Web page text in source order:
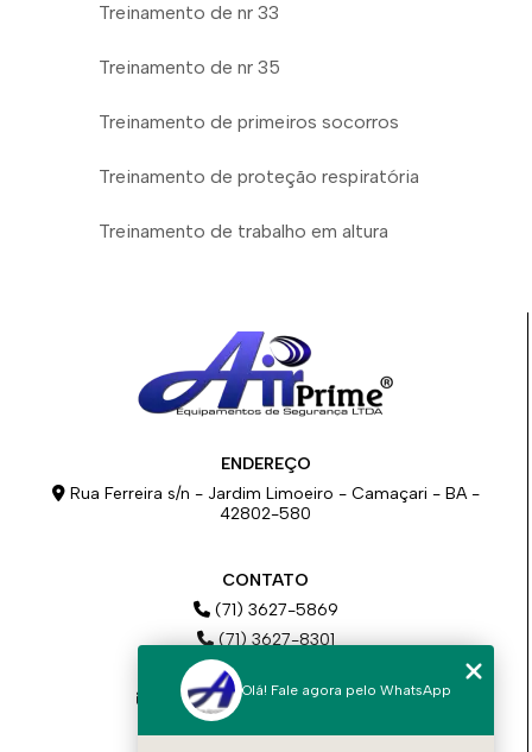
Treinamento de nr 33
Treinamento de nr 35
Treinamento de primeiros socorros
Treinamento de proteção respiratória
Treinamento de trabalho em altura
ENDEREÇO
Rua Ferreira s/n - Jardim Limoeiro - Camaçari - BA -
42802-580
CONTATO
(71) 3627-5869
(71) 3627-8301
(71) 98777-2717
comercial@airprimeba.com.br
Olá! Fale agora pelo WhatsApp